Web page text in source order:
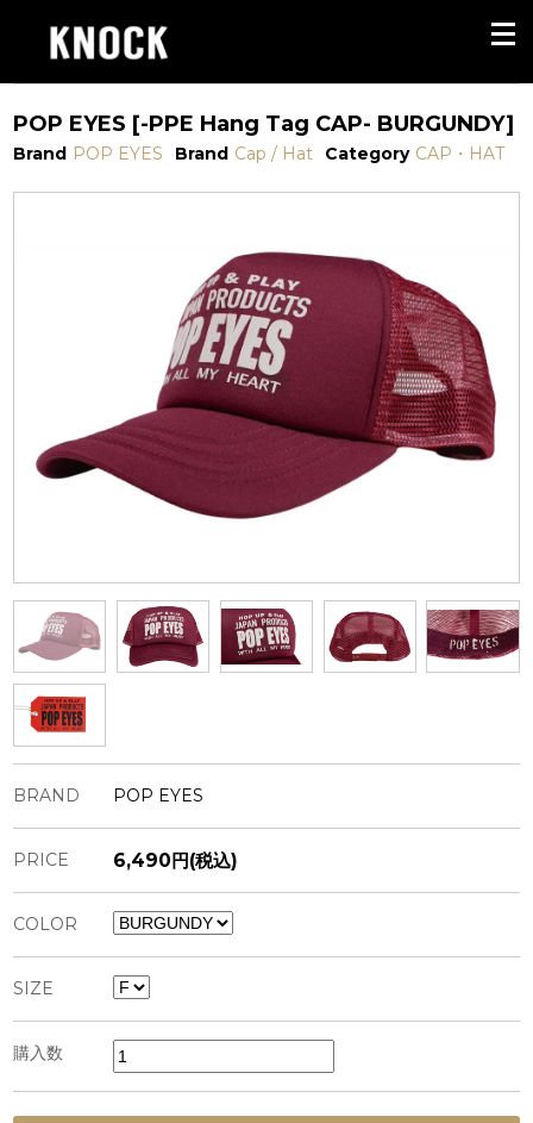
POP EYES [-PPE Hang Tag CAP- BURGUNDY]
Brand POP EYES Brand Cap / Hat Category CAP・HAT
BRAND POP EYES
PRICE 6,490円(税込)
COLOR
SIZE
購入数